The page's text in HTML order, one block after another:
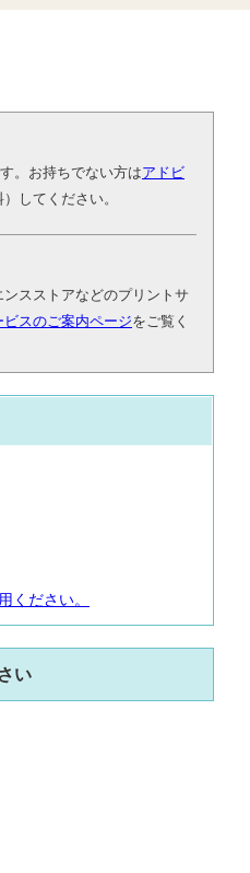
。お持ちでない方はアドビ
してください。
スストアなどのプリントサ
スのご案内ページをご覧く
ください。
い